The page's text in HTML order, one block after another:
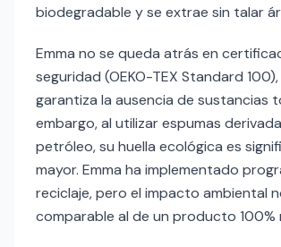
biodegradable y se extrae sin talar
Emma no se queda atrás en
seguridad (OEKO-TEX Standard
garantiza la ausencia de sustancias
embargo, al utilizar espumas
petróleo, su huella ecológica es
mayor. Emma ha implementado
reciclaje, pero el impacto ambiental
comparable al de un producto 100%